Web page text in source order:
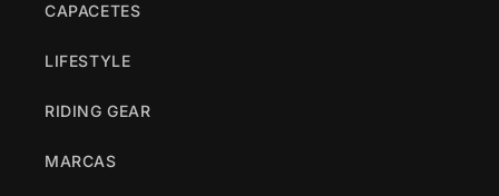
CAPACETES
LIFESTYLE
RIDING GEAR
MARCAS